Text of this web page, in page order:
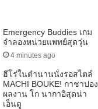
Emergency Buddies เกม
จำลองหน่วยแพทย์สุดวุ่น
4 minutes ago
ฮีโร่ในตำนานนั่งรอสไตล์
MACHI BOUKE! กาชาปอง
ผลงาน โก นากาอิสุดน่า
เอ็นดู